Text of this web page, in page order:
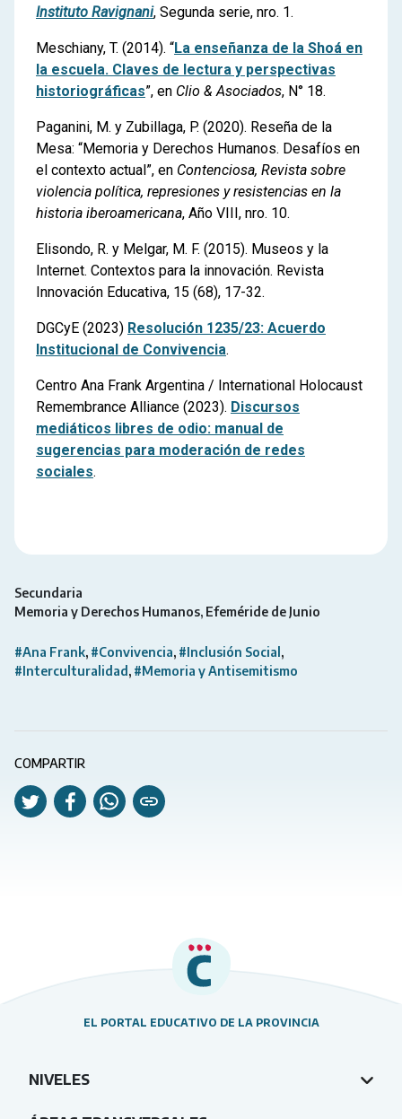
Instituto Ravignani, Segunda serie, nro. 1.
Meschiany, T. (2014). “La enseñanza de la Shoá en
la escuela. Claves de lectura y perspectivas
historiográficas”, en Clio & Asociados, N° 18.
Paganini, M. y Zubillaga, P. (2020). Reseña de la
Mesa: “Memoria y Derechos Humanos. Desafíos en
el contexto actual”, en Contenciosa, Revista sobre
violencia política, represiones y resistencias en la
historia iberoamericana, Año VIII, nro. 10.
Elisondo, R. y Melgar, M. F. (2015). Museos y la
Internet. Contextos para la innovación. Revista
Innovación Educativa, 15 (68), 17-32.
DGCyE (2023) Resolución 1235/23: Acuerdo
Institucional de Convivencia.
Centro Ana Frank Argentina / International Holocaust
Remembrance Alliance (2023). Discursos
mediáticos libres de odio: manual de
sugerencias para moderación de redes
sociales.
Secundaria
Memoria y Derechos Humanos Efeméride de Junio
#Ana Frank #Convivencia #Inclusión Social
#Interculturalidad #Memoria y Antisemitismo
COMPARTIR
EL PORTAL EDUCATIVO DE LA PROVINCIA
NIVELES